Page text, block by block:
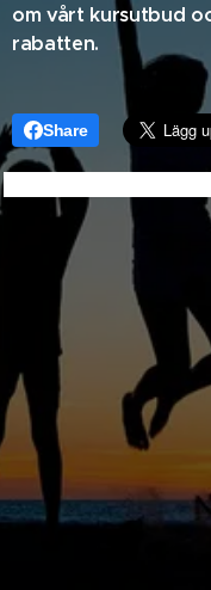
om vårt kursutbud
rabatten.
Share